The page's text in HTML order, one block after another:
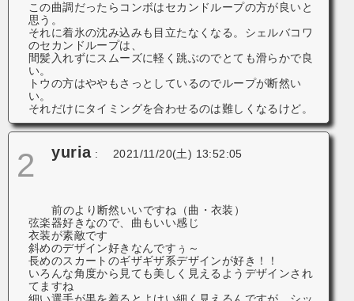
この曲調だったらコンボはセカンドループの方が良いと
思う。
それに着氷の沈み込みも目立たなくなる。シェルバコワ
のセカンドループは、
間髪入れずにスムーズに軽く跳ぶのでとても滑らかで良
い。
トウの方はややもさっとしているのでループが断然い
い。
それだけにタイミングを合わせるのは難しくなるけど。
2 yuria: 2021/11/20(土) 13:52:05
前のより断然いいですね（曲・衣装）
弦楽器好きなので、曲もいい感じ
衣装が素敵です
斜めのデザイン好きなんですぅ～
長めのスカートのギザギザ系デザインが好き！！
いろんな角度から見ても美しく見えるようデザインされ
てますね